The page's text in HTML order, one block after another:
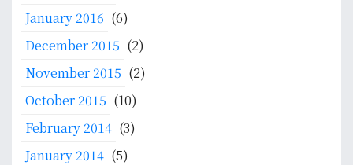
January 2016 (6)
December 2015 (2)
November 2015 (2)
October 2015 (10)
February 2014 (3)
January 2014 (5)